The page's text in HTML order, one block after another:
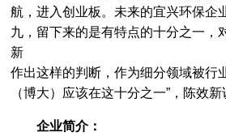
航，进入创业板。未来的宜兴环保企
九，留下来的是有特点的十分之一，
新
作出这样的判断，作为细分领域被行
（博大）应该在这十分之一”，陈效新
企业简介：